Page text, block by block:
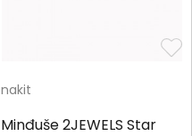
nakit
Minđuše 2JEWELS Star